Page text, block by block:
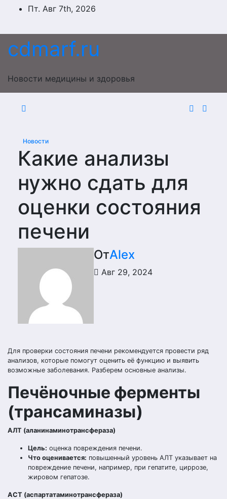
ПерейтиПт. Авг 7th, 2026
cdmarf.ru
Новости медицины и здоровья
Новости
Какие анализы
нужно сдать для
оценки состояния
печени
ОтAlex
Авг 29, 2024
Для проверки состояния печени рекомендуется провести ряд
анализов, которые помогут оценить её функцию и выявить
возможные заболевания. Разберем основные анализы.
Печёночные ферменты
(трансаминазы)
АЛТ (аланинаминотрансфераза)
Цель: оценка повреждения печени.
Что оценивается: повышенный уровень АЛТ указывает на
повреждение печени, например, при гепатите, циррозе,
жировом гепатозе.
АСТ (аспартатаминотрансфераза)